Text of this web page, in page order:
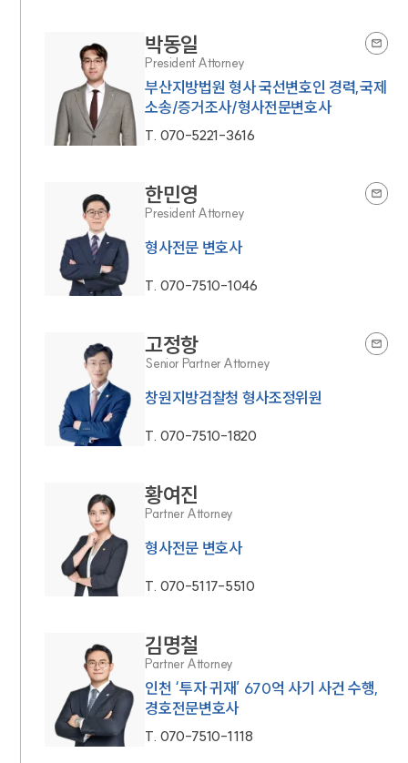
박동일
President Attorney
부산지방법원 형사 국선변호인 경력,국제
소송/증거조사/형사전문변호사
T. 070-5221-3616
한민영
President Attorney
형사전문 변호사
T. 070-7510-1046
고정항
Senior Partner Attorney
창원지방검찰청 형사조정위원
T. 070-7510-1820
황여진
Partner Attorney
형사전문 변호사
T. 070-5117-5510
김명철
Partner Attorney
인천 ‘투자 귀재’ 670억 사기 사건 수행,
경호전문변호사
T. 070-7510-1118